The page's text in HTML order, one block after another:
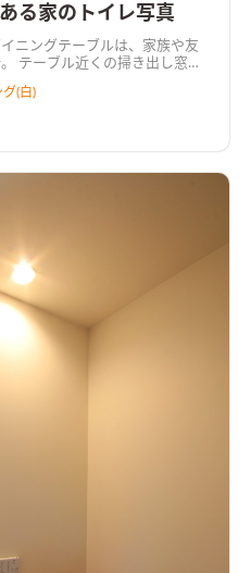
る家のトイレ写真
ニングテーブルは、家族や友
テーブル近くの掃き出し窓か
った木が、暖かい雰囲気を与
ミリースペースを確保し、家族
(白)